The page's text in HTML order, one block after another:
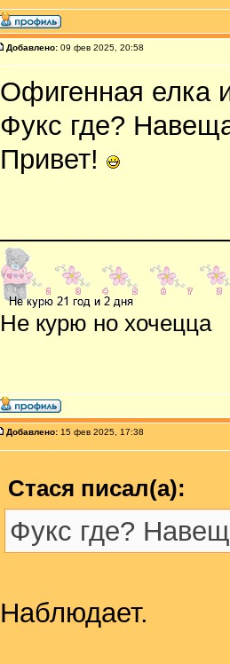
Добавлено: 09 фев 2025, 20:58
Офигенная елка
Фукс где?
Привет!
Не курю но хочецца
Добавлено: 15 фев 2025, 17:38
Стася писал(а):
Фукс где?
Наблюдает.